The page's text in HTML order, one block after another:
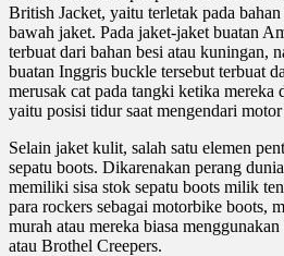
British Jacket, yaitu terletak pada
bawah jaket. Pada jaket-jaket buatan
terbuat dari bahan besi atau kuningan,
buatan Inggris buckle tersebut terbuat
merusak cat pada tangki ketika
yaitu posisi tidur saat mengendari
Selain jaket kulit, salah satu elemen
sepatu boots. Dikarenakan perang
memiliki sisa stok sepatu boots milik
para rockers sebagai motorbike boots,
murah atau mereka biasa
atau Brothel Creepers.